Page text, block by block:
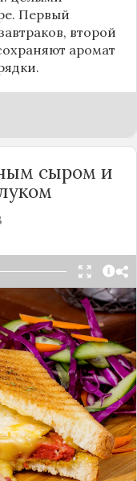
Первый
второй
аромат
сыром и
нужно
сыр,
киш с